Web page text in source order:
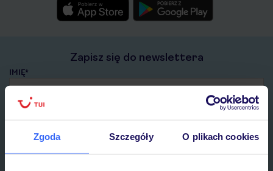
Zgoda Szczegóły O plikach cookies
Zapisz się do newslettera
IMIĘ*
Wyrażam zgodę na przetwarzanie danych osobowych przez TUI